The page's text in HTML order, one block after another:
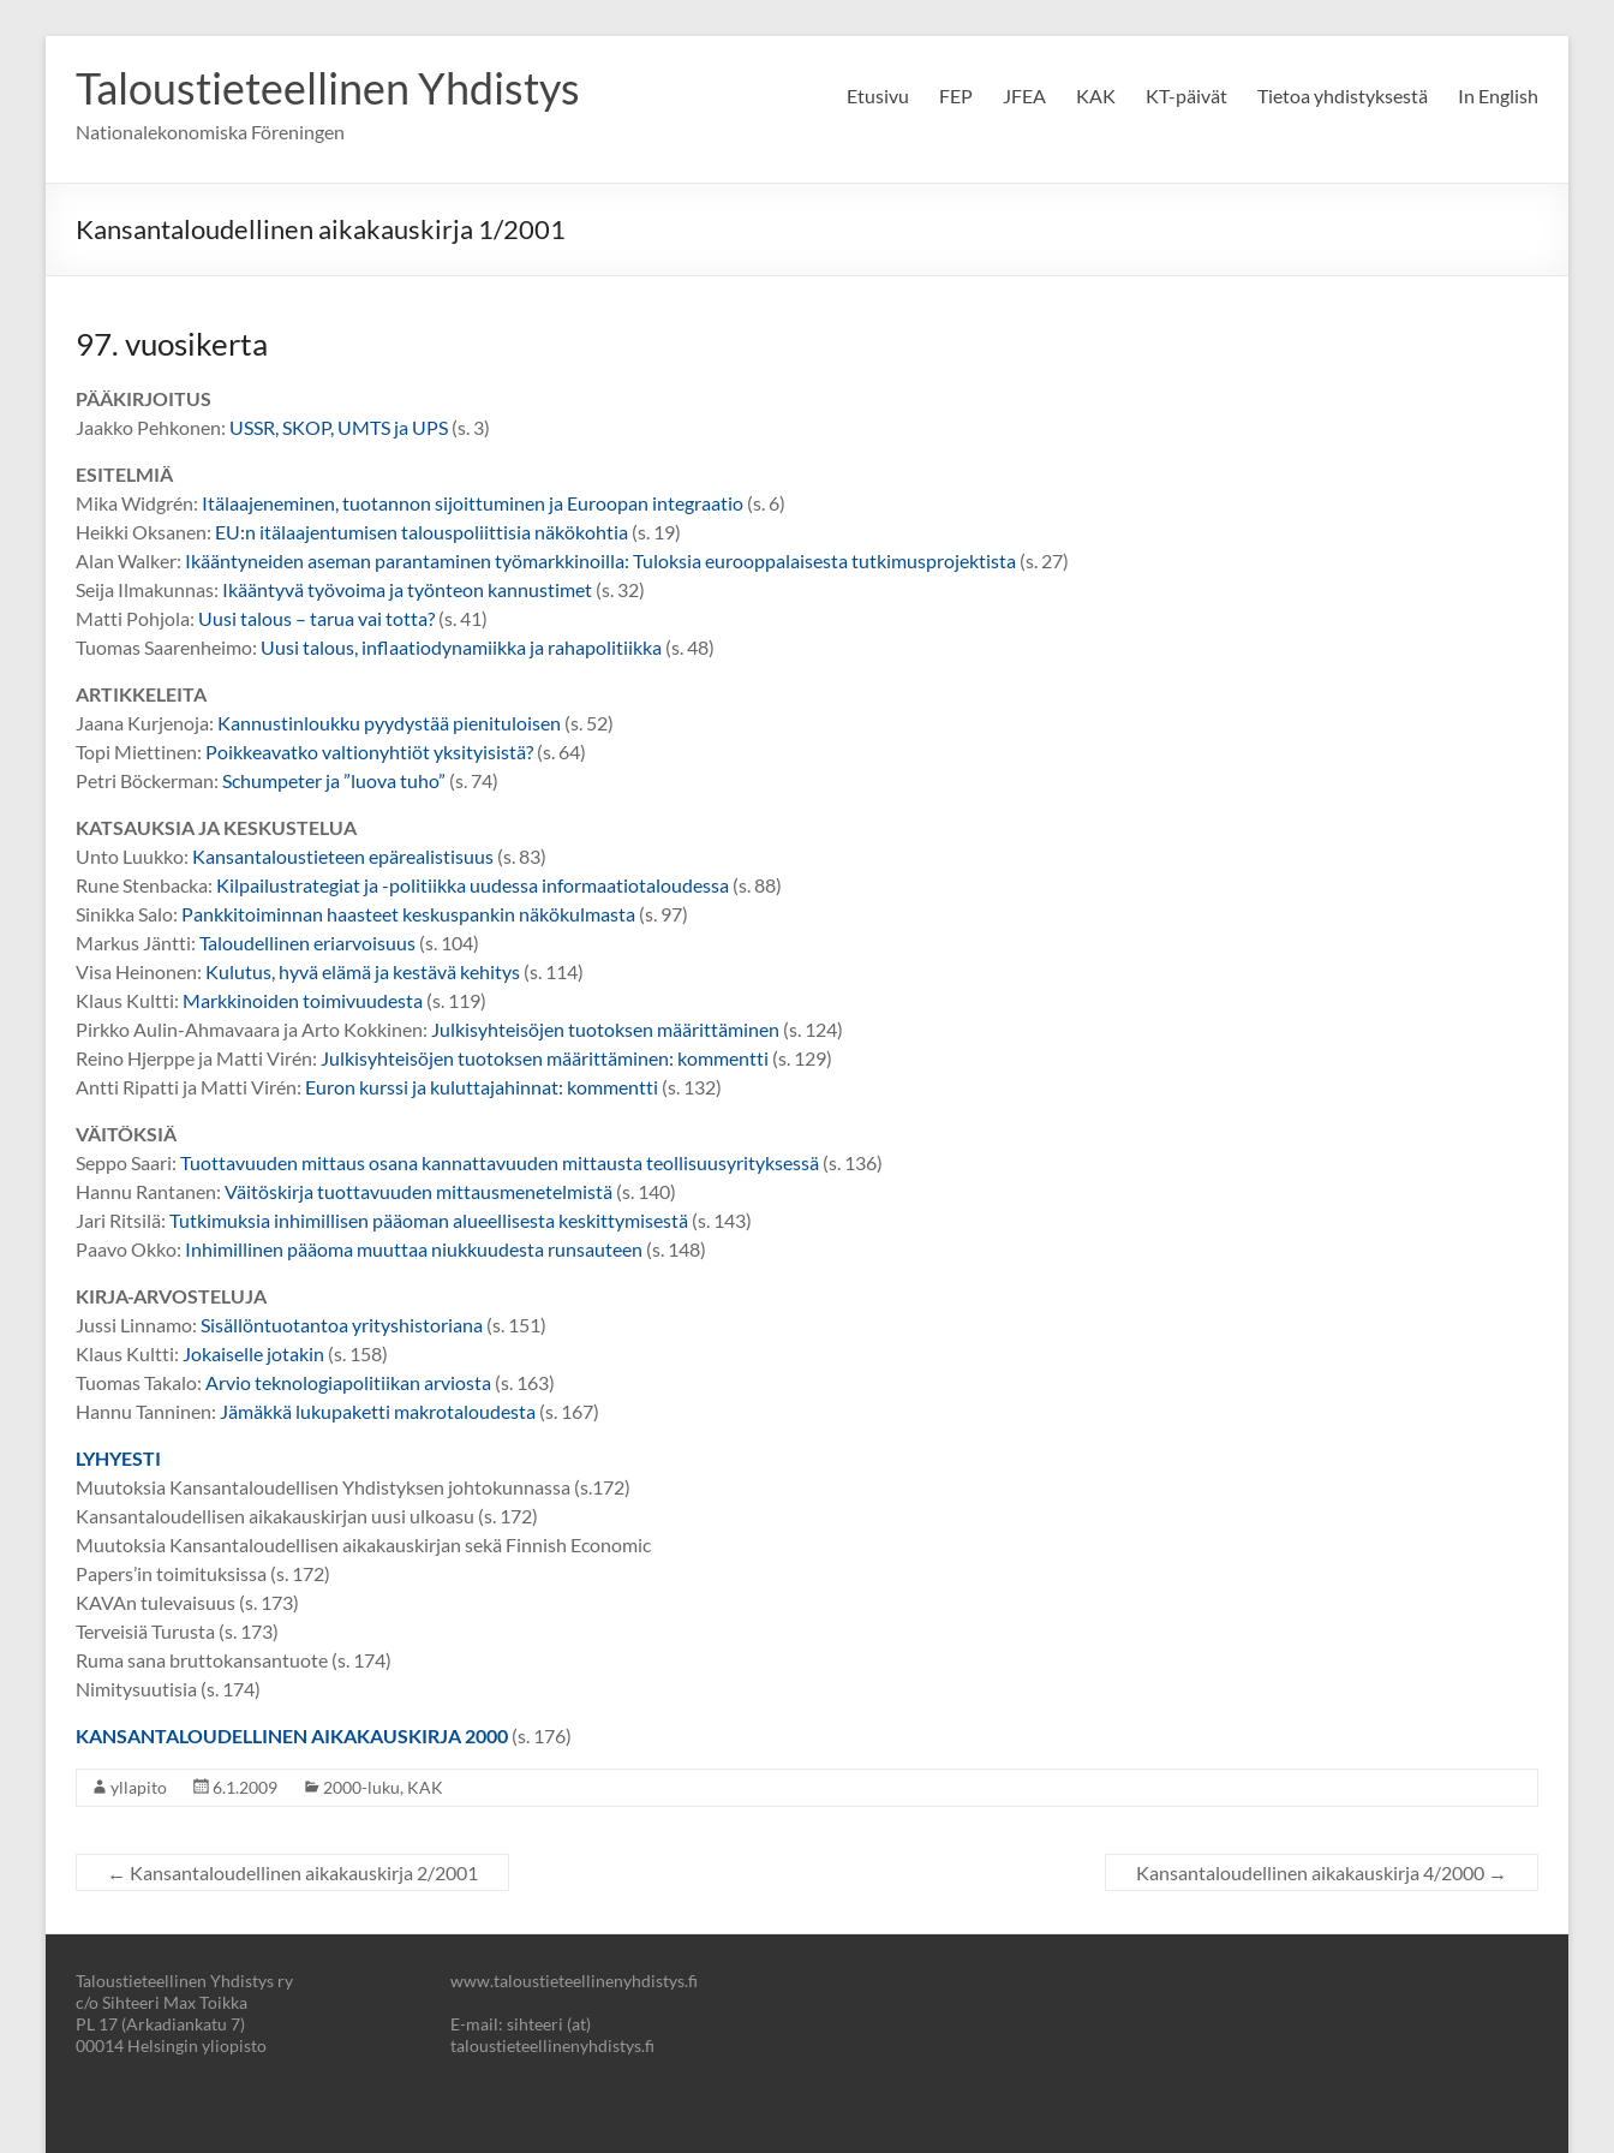
content
Taloustieteellinen Yhdistys
Nationalekonomiska Föreningen
Etusivu FEP JFEA KAK KT-päivät Tietoa yhdistyksestä In English
Kansantaloudellinen aikakauskirja 1/2001
97. vuosikerta
PÄÄKIRJOITUS
Jaakko Pehkonen: USSR, SKOP, UMTS ja UPS (s. 3)
ESITELMIÄ
Mika Widgrén: Itälaajeneminen, tuotannon sijoittuminen ja Euroopan integraatio (s. 6)
Heikki Oksanen: EU:n itälaajentumisen talouspoliittisia näkökohtia (s. 19)
Alan Walker: Ikääntyneiden aseman parantaminen työmarkkinoilla: Tuloksia eurooppalaisesta tutkimusprojektista (s. 27)
Seija Ilmakunnas: Ikääntyvä työvoima ja työnteon kannustimet (s. 32)
Matti Pohjola: Uusi talous – tarua vai totta? (s. 41)
Tuomas Saarenheimo: Uusi talous, inflaatiodynamiikka ja rahapolitiikka (s. 48)
ARTIKKELEITA
Jaana Kurjenoja: Kannustinloukku pyydystää pienituloisen (s. 52)
Topi Miettinen: Poikkeavatko valtionyhtiöt yksityisistä? (s. 64)
Petri Böckerman: Schumpeter ja ”luova tuho” (s. 74)
KATSAUKSIA JA KESKUSTELUA
Unto Luukko: Kansantaloustieteen epärealistisuus (s. 83)
Rune Stenbacka: Kilpailustrategiat ja -politiikka uudessa informaatiotaloudessa (s. 88)
Sinikka Salo: Pankkitoiminnan haasteet keskuspankin näkökulmasta (s. 97)
Markus Jäntti: Taloudellinen eriarvoisuus (s. 104)
Visa Heinonen: Kulutus, hyvä elämä ja kestävä kehitys (s. 114)
Klaus Kultti: Markkinoiden toimivuudesta (s. 119)
Pirkko Aulin-Ahmavaara ja Arto Kokkinen: Julkisyhteisöjen tuotoksen määrittäminen (s. 124)
Reino Hjerppe ja Matti Virén: Julkisyhteisöjen tuotoksen määrittäminen: kommentti (s. 129)
Antti Ripatti ja Matti Virén: Euron kurssi ja kuluttajahinnat: kommentti (s. 132)
VÄITÖKSIÄ
Seppo Saari: Tuottavuuden mittaus osana kannattavuuden mittausta teollisuusyrityksessä (s. 136)
Hannu Rantanen: Väitöskirja tuottavuuden mittausmenetelmistä (s. 140)
Jari Ritsilä: Tutkimuksia inhimillisen pääoman alueellisesta keskittymisestä (s. 143)
Paavo Okko: Inhimillinen pääoma muuttaa niukkuudesta runsauteen (s. 148)
KIRJA-ARVOSTELUJA
Jussi Linnamo: Sisällöntuotantoa yrityshistoriana (s. 151)
Klaus Kultti: Jokaiselle jotakin (s. 158)
Tuomas Takalo: Arvio teknologiapolitiikan arviosta (s. 163)
Hannu Tanninen: Jämäkkä lukupaketti makrotaloudesta (s. 167)
LYHYESTI
Muutoksia Kansantaloudellisen Yhdistyksen johtokunnassa (s.172)
Kansantaloudellisen aikakauskirjan uusi ulkoasu (s. 172)
Muutoksia Kansantaloudellisen aikakauskirjan sekä Finnish Economic
Papers’in toimituksissa (s. 172)
KAVAn tulevaisuus (s. 173)
Terveisiä Turusta (s. 173)
Ruma sana bruttokansantuote (s. 174)
Nimitysuutisia (s. 174)
KANSANTALOUDELLINEN AIKAKAUSKIRJA 2000 (s. 176)
yllapito 6.1.2009 2000-luku, KAK
← Kansantaloudellinen aikakauskirja 2/2001 Kansantaloudellinen aikakauskirja 4/2000 →
Taloustieteellinen Yhdistys ry
c/o Sihteeri Max Toikka
PL 17 (Arkadiankatu 7)
00014 Helsingin yliopisto
www.taloustieteellinenyhdistys.fi
E-mail: sihteeri (at)
taloustieteellinenyhdistys.fi